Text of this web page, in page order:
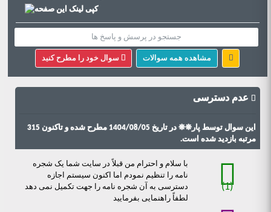
مشاهده همه سوالات سوال خود را مطرح کنید
عدم دسترسی
این سوال توسط پار❋❋
در تاریخ 1404/08/05 مطرح شده و تاکنون 315
مرتبه بازدید شده است.
(1)
با سلام و احترام من قبلاً در سایت شما یک شجره
نامه را تنظیم نمودم اما اکنون سیستم اجازه
دسترسی به آن شجره نامه را جهت تکمیل نمی دهد
لطفاً راهنمایی بفرمایید